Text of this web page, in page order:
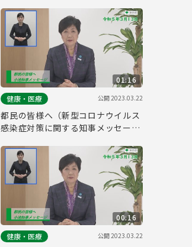
01:16
健康・医療
公開2023.03.22
都民の皆様へ（新型コロナウイルス
感染症対策に関する知事メッセージ
00:16
健康・医療
公開2023.03.22